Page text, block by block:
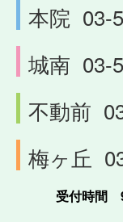
本院 03-
城南 03-
不動前
梅ヶ丘
受付時間